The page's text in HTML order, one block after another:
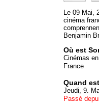
Le 09 Mai,
cinéma
Benjamin
Où est
Cinémas
France
Quand
Jeudi, 9.
Passé